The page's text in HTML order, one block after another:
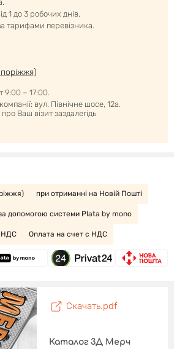
1 до 3 робочих днів.
тарифами перевізника.
9:00 – 17:00.
вул. Північне шосе, 12а.
Ваш візит заздалегідь
при отриманні на Новій Пошті
допомогою системи Plata by mono
НДС Оплата на счет с НДС
Скачать.pdf
Каталог 3Д Мерч